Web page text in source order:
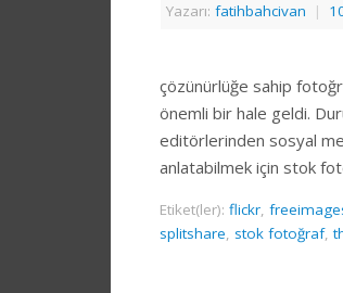
Yazarı: fatihbahcivan |
çözünürlüğe sahip
önemli bir hale geldi.
editörlerinden sosyal
anlatabilmek için stok
Etiket(ler): flickr,
splitshare, stok fotoğraf,